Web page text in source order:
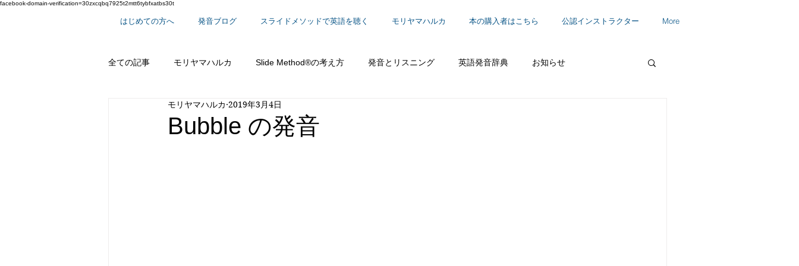
facebook-domain-verification=30zxcqbq7925t2mtt6tybfxatbs30t
はじめての方へ 発音ブログ スライドメソッドで英語を聴く モリヤマハルカ 本の購入者はこちら 公認インストラクター More
全ての記事 モリヤマハルカ Slide Method®の考え方 発音とリスニング 英語発音辞典 お知らせ
スーパー単語シリーズ 英語で働く
Bubble の発音
モリヤマハルカ 2019年3月4日